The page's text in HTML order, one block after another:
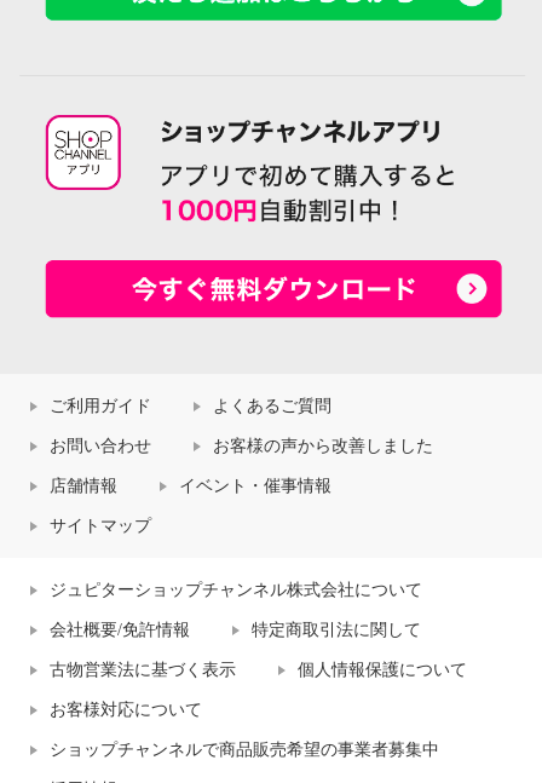
ご利用ガイド よくあるご質問
お問い合わせ お客様の声から改善しました
店舗情報 イベント・催事情報
サイトマップ
ジュピターショップチャンネル株式会社について
会社概要/免許情報 特定商取引法に関して
古物営業法に基づく表示 個人情報保護について
お客様対応について
ショップチャンネルで商品販売希望の事業者募集中